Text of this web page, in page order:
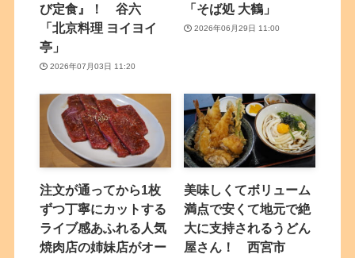
び定食』！ 谷六
「北京料理 ヨイヨイ
亭」
2026年07月03日 11:20
「そば処 大鶴」
2026年06月29日 11:00
注文が通ってから1枚
ずつ丁寧にカットする
ライブ感あふれる人気
焼肉店の姉妹店がオー
美味しくてボリューム
満点で安くて地元で絶
大に支持されるうどん
屋さん！ 西宮市